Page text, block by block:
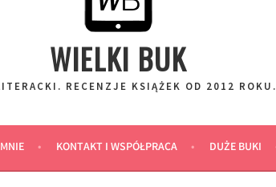
WIELKI BUK
RECENZJE KSIĄŻEK OD 2012 ROKU.
KONTAKT I WSPÓŁPRACA DUŻE BUKI